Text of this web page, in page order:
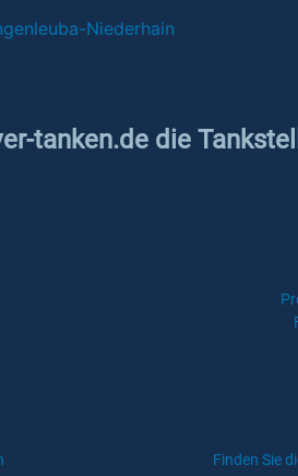
Niederhain
tanken.de die
Finden Sie